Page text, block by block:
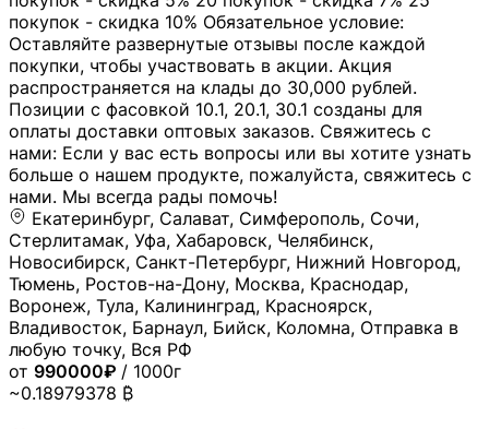
покупок - скидка 10% Обязательное условие:
Оставляйте развернутые отзывы после каждой
покупки, чтобы участвовать в акции. Акция
распространяется на клады до 30,000 рублей.
Позиции с фасовкой 10.1, 20.1, 30.1 созданы для
оплаты доставки оптовых заказов. Свяжитесь с
нами: Если у вас есть вопросы или вы хотите узнать
больше о нашем продукте, пожалуйста, свяжитесь с
нами. Мы всегда рады помочь!
Екатеринбург, Салават, Симферополь, Сочи,
Стерлитамак, Уфа, Хабаровск, Челябинск,
Новосибирск, Санкт-Петербург, Нижний Новгород,
Тюмень, Ростов-на-Дону, Москва, Краснодар,
Воронеж, Тула, Калининград, Красноярск,
Владивосток, Барнаул, Бийск, Коломна, Отправка в
любую точку, Вся РФ
от 990000₽ / 1000г
~0.18979378 ₿